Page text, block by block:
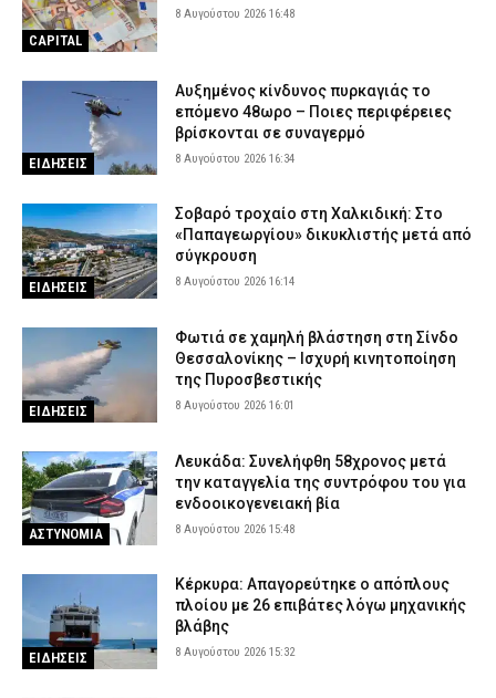
CAPITAL
8 Αυγούστου 2026 16:48
ΕΙΔΗΣΕΙΣ
Αυξημένος κίνδυνος πυρκαγιάς το
επόμενο 48ωρο – Ποιες περιφέρειες
βρίσκονται σε συναγερμό
8 Αυγούστου 2026 16:34
ΕΙΔΗΣΕΙΣ
Σοβαρό τροχαίο στη Χαλκιδική: Στο
«Παπαγεωργίου» δικυκλιστής μετά από
σύγκρουση
8 Αυγούστου 2026 16:14
ΕΙΔΗΣΕΙΣ
Φωτιά σε χαμηλή βλάστηση στη Σίνδο
Θεσσαλονίκης – Ισχυρή κινητοποίηση
της Πυροσβεστικής
8 Αυγούστου 2026 16:01
ΑΣΤΥΝΟΜΙΑ
Λευκάδα: Συνελήφθη 58χρονος μετά
την καταγγελία της συντρόφου του για
ενδοοικογενειακή βία
8 Αυγούστου 2026 15:48
ΕΙΔΗΣΕΙΣ
Κέρκυρα: Απαγορεύτηκε ο απόπλους
πλοίου με 26 επιβάτες λόγω μηχανικής
βλάβης
8 Αυγούστου 2026 15:32